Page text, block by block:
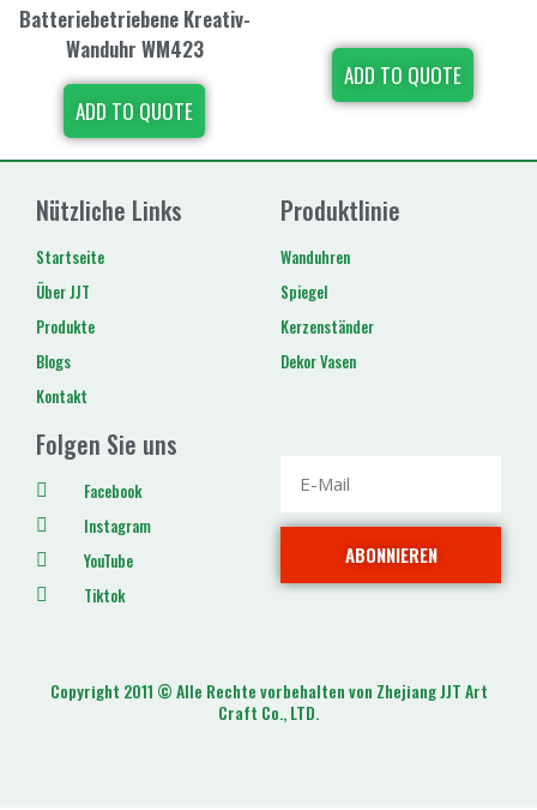
Batteriebetriebene Kreativ-
Wanduhr WM423
ADD TO QUOTE
ADD TO QUOTE
Nützliche Links
Startseite
Über JJT
Produkte
Blogs
Kontakt
Produktlinie
Wanduhren
Spiegel
Kerzenständer
Dekor Vasen
Folgen Sie uns
Facebook
Instagram
YouTube
Tiktok
ABONNIEREN
Copyright 2011 © Alle Rechte vorbehalten von Zhejiang JJT Art
Craft Co., LTD.